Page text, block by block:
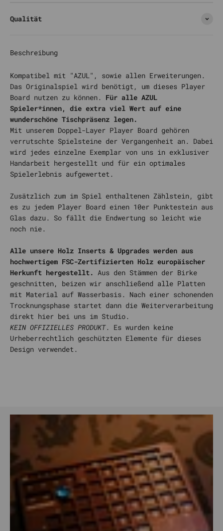
Qualität
Beschreibung
Kompatibel mit "AZUL", sowie allen Erweiterungen.
Das Originalspiel wird benötigt, um dieses Player
Board nutzen zu können. Für alle AZUL
Spieler*innen, die extra viel Wert auf eine
wunderschöne Tischpräsenz legen.
Mit unserem Doppel-Layer Player Board gehören
verrutschte Spielsteine der Vergangenheit an. Dabei
wird jedes einzelne Exemplar von uns in exklusiver
Handarbeit hergestellt und für ein optimales
Spielerlebnis aufgewertet.
Zusätzlich zum im Spiel enthaltenen Zählstein, gibt
es zu jedem Player Board einen 10er Punktestein aus
Glas dazu. So fällt die Endwertung so leicht wie
noch nie.
Alle unsere Holz Inserts & Upgrades werden aus
hochwertigem FSC-Zertifizierten Holz europäischer
Herkunft hergestellt. Aus den Stämmen der Birke
geschnitten, beizen wir anschließend alle Platten
mit Material auf Wasserbasis. Nach einer schonenden
Trocknungsphase startet dann die Weiterverarbeitung
direkt hier bei uns im Studio.
KEIN OFFIZIELLES PRODUKT. Es wurden keine
Urheberrechtlich geschützten Elemente für dieses
Design verwendet.